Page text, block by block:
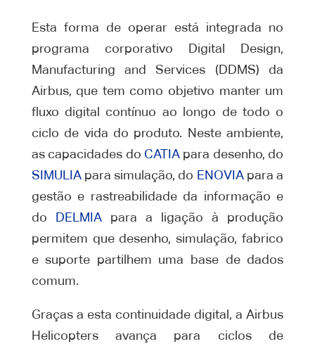
Esta forma de operar está integrada no
programa corporativo Digital Design,
Manufacturing and Services (DDMS) da
Airbus, que tem como objetivo manter um
fluxo digital contínuo ao longo de todo o
ciclo de vida do produto. Neste ambiente,
as capacidades do CATIA para desenho, do
SIMULIApara simulação, do ENOVIApara a
gestão e rastreabilidade da informação e
do DELMIApara a ligação à produção
permitem que desenho, simulação, fabrico
e suporte partilhem uma base de dados
comum.
Graças a esta continuidade digital, a Airbus
Helicopters avança para ciclos de